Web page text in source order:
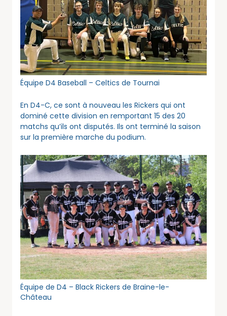
Équipe D4 Baseball – Celtics de Tournai
En D4-C, ce sont à nouveau les Rickers qui ont
dominé cette division en remportant 15 des 20
matchs qu’ils ont disputés. Ils ont terminé la saison
sur la première marche du podium.
Équipe de D4 – Black Rickers de Braine-le-
Château